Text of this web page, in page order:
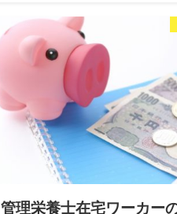
後は、病…
管理栄養士在宅ワーカー